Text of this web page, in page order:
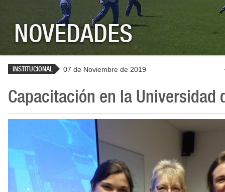
NOVEDADES
INSTITUCIONAL 07 de Noviembre de 2019
Capacitación en la Universidad